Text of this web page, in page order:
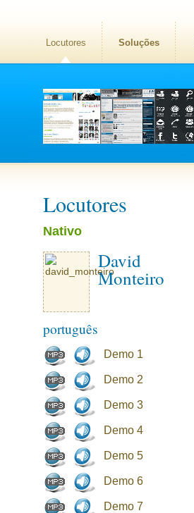
Locutores Soluções
Locutores
Nativo
David
Monteiro
português
Demo 1
Demo 2
Demo 3
Demo 4
Demo 5
Demo 6
Demo 7